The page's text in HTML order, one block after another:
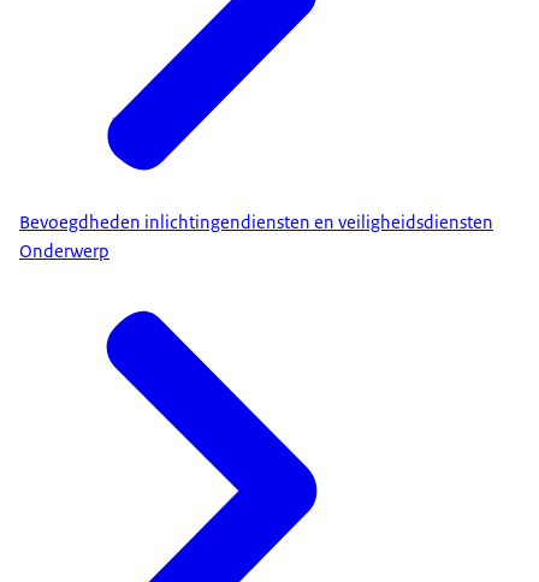
Bevoegdheden inlichtingendiensten en veiligheidsdiensten
Onderwerp